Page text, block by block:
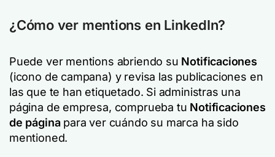
¿Cómo ver mentions en LinkedIn?
Puede ver mentions abriendo su Notificaciones
(icono de campana) y revisa las publicaciones en
las que te han etiquetado. Si administras una
página de empresa, comprueba tu Notificaciones
de páginapara ver cuándo su marca ha sido
mentioned.